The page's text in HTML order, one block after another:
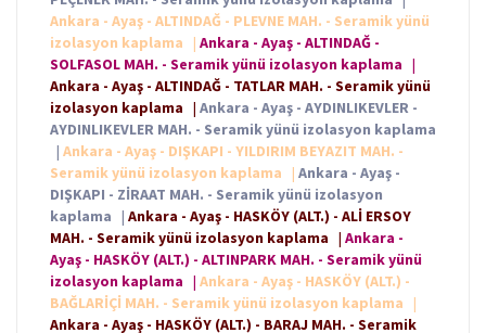
Ankara - Ayaş - ALTINDAĞ - PLEVNE MAH. - Seramik yünü
izolasyon kaplama
| Ankara - Ayaş - ALTINDAĞ -
SOLFASOL MAH. - Seramik yünü izolasyon kaplama |
Ankara - Ayaş - ALTINDAĞ - TATLAR MAH. - Seramik yünü
izolasyon kaplama | Ankara - Ayaş - AYDINLIKEVLER -
AYDINLIKEVLER MAH. - Seramik yünü izolasyon kaplama
| Ankara - Ayaş - DIŞKAPI - YILDIRIM BEYAZIT MAH. -
Seramik yünü izolasyon kaplama
| Ankara - Ayaş -
DIŞKAPI - ZİRAAT MAH. - Seramik yünü izolasyon
kaplama | Ankara - Ayaş - HASKÖY (ALT.) - ALİ ERSOY
MAH. - Seramik yünü izolasyon kaplama | Ankara -
Ayaş - HASKÖY (ALT.) - ALTINPARK MAH. - Seramik yünü
izolasyon kaplama | Ankara - Ayaş - HASKÖY (ALT.) -
BAĞLARİÇİ MAH. - Seramik yünü izolasyon kaplama
|
Ankara - Ayaş - HASKÖY (ALT.) - BARAJ MAH. - Seramik